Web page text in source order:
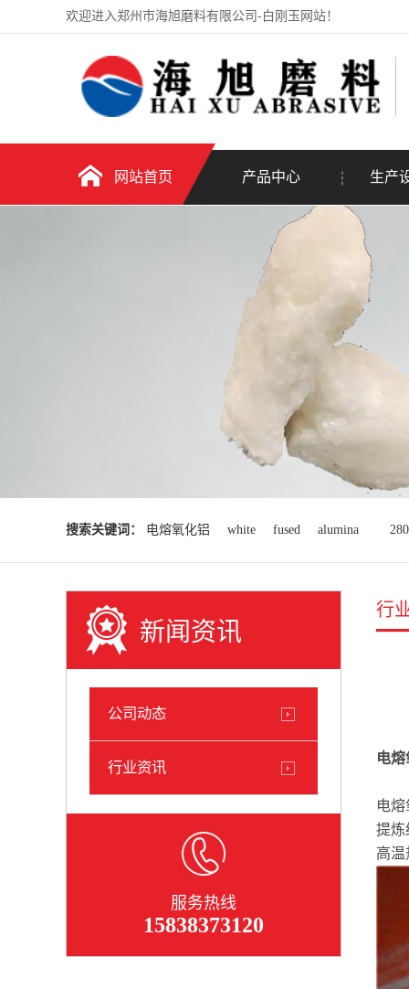
欢迎进入郑州市海旭磨料有限公司-白刚玉网站！
网站首页 产品中心 生产
搜索关键词： 电熔氧化铝 white fused alumina
新闻资讯
公司动态
行业资讯
服务热线
15838373120
行
电熔
电
提炼
高温